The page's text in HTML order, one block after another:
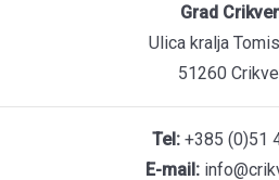
Grad
Ulica kralja
51260
Tel:+385 (0)51
E-mail: